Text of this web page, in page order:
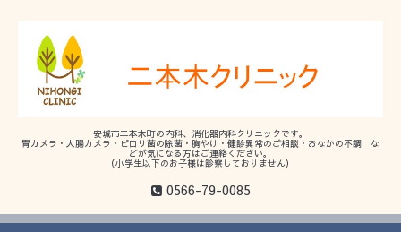
安城市二本木町の内科、消化器内科クリニックです。
胃カメラ・大腸カメラ・ピロリ菌の除菌・胸やけ・健診異常のご相談・おなかの不調 な
どが気になる方はご連絡ください。
（小学生以下のお子様は診察しておりません）
0566-79-0085